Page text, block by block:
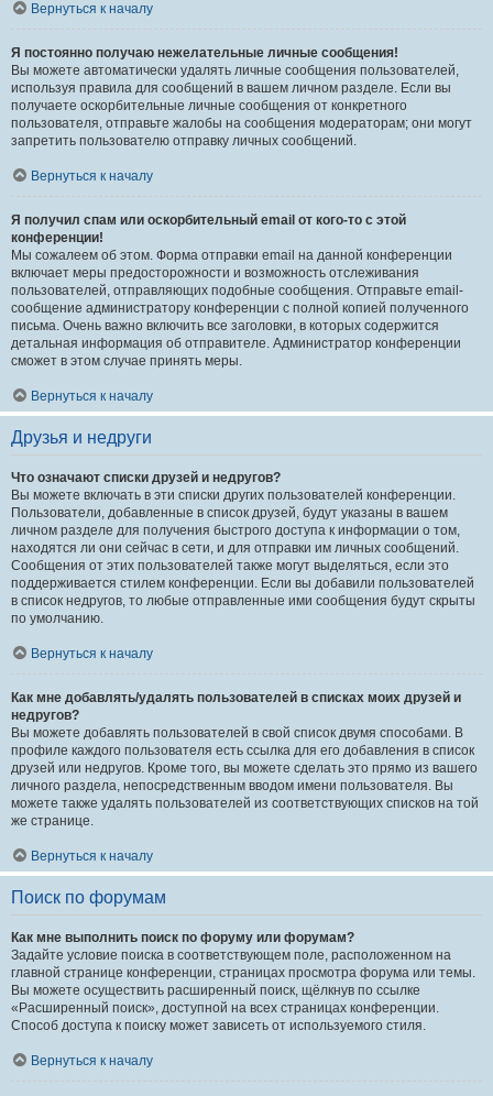
Вернуться к началу
Я постоянно получаю нежелательные личные сообщения!
Вы можете автоматически удалять личные сообщения пользователей,
используя правила для сообщений в вашем личном разделе. Если вы
получаете оскорбительные личные сообщения от конкретного
пользователя, отправьте жалобы на сообщения модераторам; они могут
запретить пользователю отправку личных сообщений.
Вернуться к началу
Я получил спам или оскорбительный email от кого-то с этой
конференции!
Мы сожалеем об этом. Форма отправки email на данной конференции
включает меры предосторожности и возможность отслеживания
пользователей, отправляющих подобные сообщения. Отправьте email-
сообщение администратору конференции с полной копией полученного
письма. Очень важно включить все заголовки, в которых содержится
детальная информация об отправителе. Администратор конференции
сможет в этом случае принять меры.
Вернуться к началу
Друзья и недруги
Что означают списки друзей и недругов?
Вы можете включать в эти списки других пользователей конференции.
Пользователи, добавленные в список друзей, будут указаны в вашем
личном разделе для получения быстрого доступа к информации о том,
находятся ли они сейчас в сети, и для отправки им личных сообщений.
Сообщения от этих пользователей также могут выделяться, если это
поддерживается стилем конференции. Если вы добавили пользователей
в список недругов, то любые отправленные ими сообщения будут скрыты
по умолчанию.
Вернуться к началу
Как мне добавлять/удалять пользователей в списках моих друзей и
недругов?
Вы можете добавлять пользователей в свой список двумя способами. В
профиле каждого пользователя есть ссылка для его добавления в список
друзей или недругов. Кроме того, вы можете сделать это прямо из вашего
личного раздела, непосредственным вводом имени пользователя. Вы
можете также удалять пользователей из соответствующих списков на той
же странице.
Вернуться к началу
Поиск по форумам
Как мне выполнить поиск по форуму или форумам?
Задайте условие поиска в соответствующем поле, расположенном на
главной странице конференции, страницах просмотра форума или темы.
Вы можете осуществить расширенный поиск, щёлкнув по ссылке
«Расширенный поиск», доступной на всех страницах конференции.
Способ доступа к поиску может зависеть от используемого стиля.
Вернуться к началу